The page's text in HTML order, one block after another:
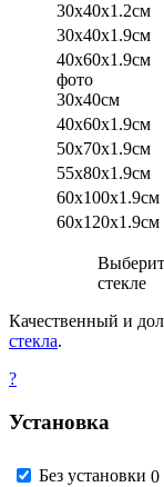
30х40х1.2см
30х40х1.9см
40х60х1.9см
фото
30х40см
40х60х1.9см
50х70х1.9см
55х80х1.9см
60х100х1.9см
60х120х1.9см
стекле
Качественный и
стекла.
?
Установка
Без установки 0